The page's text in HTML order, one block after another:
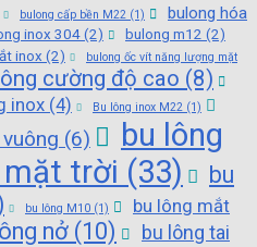
bulong cấp bền M22 (1)
bulong hóa
inox 304(2) bulong m12 (2)
inox (2)
bulong ốc vít năng lượng mặt
cường độ cao (8)
inox (4) Bu lông inox M22 (1)
(6)
bu lông
mặt trời (33)
bu
bu lông M10 (1)
bu lông mắt
nở (10)
bu lông tai